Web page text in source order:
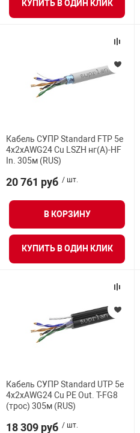
КУПИТЬ В ОДИН КЛИК
Кабель СУПР Standard FTP 5e
4x2xAWG24 Cu LSZH нг(А)-HF
In. 305м (RUS)
20 761 руб / шт.
В КОРЗИНУ
КУПИТЬ В ОДИН КЛИК
Кабель СУПР Standard UTP 5e
4x2xAWG24 Cu PE Out. T-FG8
(трос) 305м (RUS)
18 309 руб / шт.